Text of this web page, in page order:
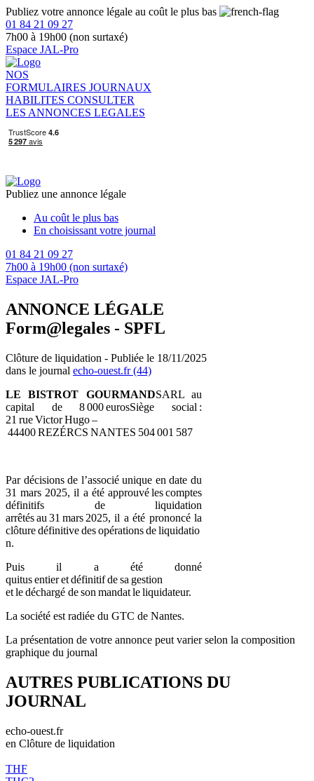
Publiez votre annonce légale au coût le plus bas
01 84 21 09 27
7h00 à 19h00 (non surtaxé)
Espace JAL-Pro
NOS
FORMULAIRES JOURNAUX
HABILITES CONSULTER
LES ANNONCES LEGALES
Publiez une annonce légale
Au coût le plus bas
En choisissant votre journal
01 84 21 09 27
7h00 à 19h00 (non surtaxé)
Espace JAL-Pro
ANNONCE LÉGALE
Form@legales - SPFL
Clôture de liquidation - Publiée le 18/11/2025
dans le journal echo-ouest.fr (44)
LE BISTROT GOURMANDSARL au
capital de 8 000 eurosSiège social :
21 rue Victor Hugo –
44400 REZÉRCS NANTES 504 001 587
Par décisions de l’associé unique en date du
31 mars 2025, il a été approuvé les comptes
définitifs de liquidation
arrêtés au 31 mars 2025, il a été prononcé la
clôture définitive des opérations de liquidatio
n.
Puis il a été donné
quitus entier et définitif de sa gestion
et le déchargé de son mandat le liquidateur.
La société est radiée du GTC de Nantes.
La présentation de votre annonce peut varier selon la composition
graphique du journal
AUTRES PUBLICATIONS DU
JOURNAL
echo-ouest.fr
en Clôture de liquidation
THF